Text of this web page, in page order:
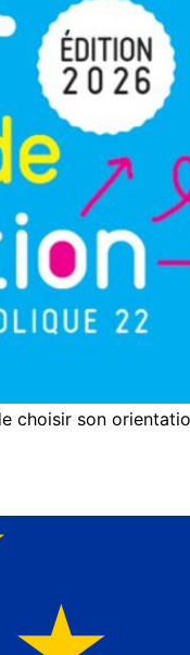
choisir son